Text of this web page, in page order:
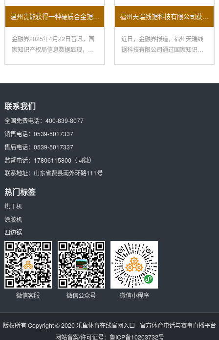
温州贵能获得一种硬质合金锯条磨齿机床专利
金融界2025年4月22日音讯，国
家知识产权局信息数据显现，温
福州天瑞线锯科技有限公司获新专利：提升开方机换料效率助力制造业变革
近日，金融界报道，福州天瑞线
锯科技有限公司通过国家知识产
联系我们
全国免费电话： 400-839-8077
销售电话： 0539-5017337
售后电话： 0539-5017337
监督电话： 17806115800（同微）
联系地址： 山东省费县南外环路111号
热门标签
烘干机
涂胶机
四边锯
微信客服 微信公众号 微信小程序
版权所有 Copyright © 2020 乐鱼体育在线官网入口 - 官方体育电话与赛事直播平台
网站备案/许可证号： 鲁ICP备10203732号